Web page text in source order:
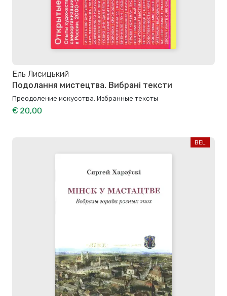
Ель Лисицький
Подолання мистецтва. Вибрані тексти
Преодоление искусства. Избранные тексты
€ 20,00
BEL